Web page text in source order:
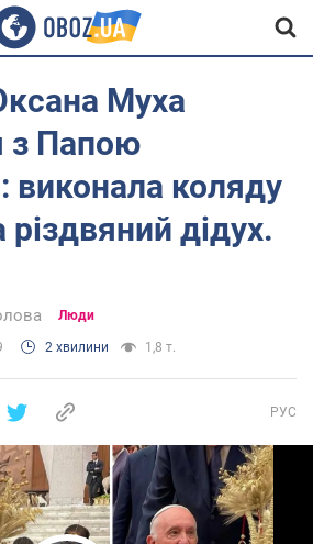
Муха
з Папою
коляду
різдвяний дідух.
Люди
2 хвилини 1,8 т.
РУС